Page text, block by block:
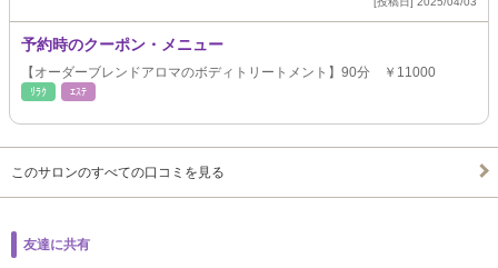
予約時のクーポン・メニュー
【オーダーブレンドアロマのボディトリートメント】90分 ￥11000
ﾘﾗｸ ｴｽﾃ
このサロンのすべての口コミを見る
友達に共有